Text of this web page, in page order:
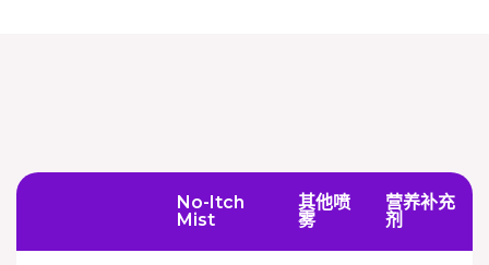
No-Itch
Mist
其他喷
雾
营养补充
剂